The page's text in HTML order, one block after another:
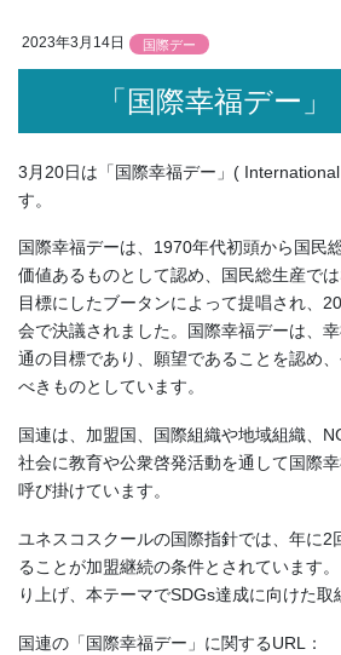
2023年3月14日 国際デー
「国際幸福デー
3月20日は「国際幸福デー」(
す。
国際幸福デーは、1970年代初頭から国民
価値あるものとして認め、国民総生産で
目標にしたブータンによって提唱され、
会で決議されました。国際幸福デーは、
通の目標であり、願望であることを認め
べきものとしています。
国連は、加盟国、国際組織や地域組織、
社会に教育や公衆啓発活動を通して国際
呼び掛けています。
ユネスコスクールの国際指針では、年に2
ることが加盟継続の条件とされています
り上げ、本テーマでSDGs達成に向けた取
国連の「国際幸福デー」に関するURL：